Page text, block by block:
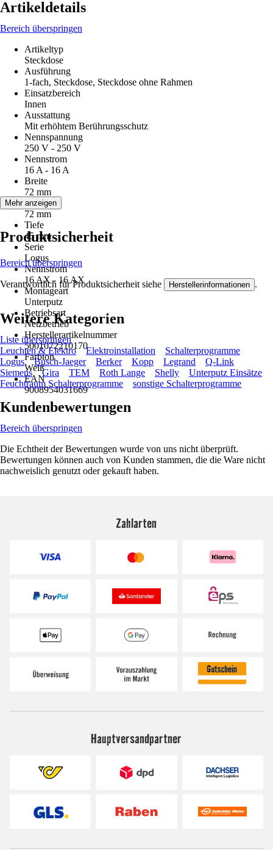
Artikeldetails
Bereich überspringen
Artikeltyp
Steckdose
Ausführung
1-fach, Steckdose, Steckdose ohne Rahmen
Einsatzbereich
Innen
Ausstattung
Mit erhöhtem Berührungsschutz
Nennspannung
250 V - 250 V
Nennstrom
16 A - 16 A
Breite
72 mm
Höhe
72 mm
Tiefe
45 mm
Serie
Logus
Nennstrom
16 AX - 16 AX
Montageart
Unterputz
Betriebsart
Netzbetrieb
Herstellerartikelnummer
5001072210170
Farbton
Weiß
EAN
9008954031669
Mehr anzeigen
Produktsicherheit
Bereich überspringen
Verantwortlich für Produktsicherheit siehe Herstellerinformationen .
Weitere Kategorien
Liste überspringen
Leuchten & Elektro
Elektroinstallation
Schalterprogramme
Logus
Busch-Jaeger Berker Kopp Legrand
Q-Link
Siemens
Gira TEM Roth Lange Shelly
Unterputz Einsätze
Feuchtraum Schalterprogramme
sonstige Schalterprogramme
Kundenbewertungen
Bereich überspringen
Die Echtheit der Bewertungen wurde von uns nicht überprüft.
Bewertungen können auch von Kunden stammen, die die Ware nicht
nachweislich genutzt oder gekauft haben.
Zahlarten
Hauptversandpartner